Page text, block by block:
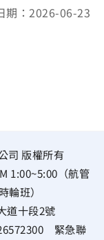
期：2026-06-23
司 版權所有
1:00~5:00（航管
輪班）
道十段2號
緊急聯